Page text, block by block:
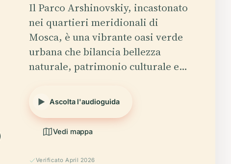
Il Parco Arshinovskiy, incastonato
nei quartieri meridionali di
Mosca, è una vibrante oasi verde
urbana che bilancia bellezza
naturale, patrimonio culturale e…
Ascolta l'audioguida
Vedi mappa
Verificato April 2026